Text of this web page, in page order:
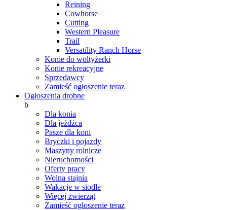
Reining
Cowhorse
Cutting
Western Pleasure
Trail
Versatility Ranch Horse
Konie do woltyżerki
Konie rekreacyjne
Sprzedawcy
Zamieść ogłoszenie teraz
Ogłoszenia drobne
b
Dla konia
Dla jeźdźca
Pasze dla koni
Bryczki i pojazdy
Maszyny rolnicze
Nieruchomości
Oferty pracy
Wolna stajnia
Wakacje w siodle
Więcej zwierząt
Zamieść ogłoszenie teraz